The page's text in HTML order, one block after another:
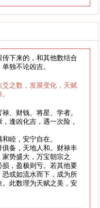
传下来的，和其他数结合
独不论凶吉。
爻之数，发展变化，天赋
、财钱、将星、学者。
逢凶化吉，遇一次险，
睦，安宁自在。
俱备，天地人和。财禄丰
势盛大，万宝朝宗之
损，盈极则亏。若其他要
恐或如流水而下，成为所
。此数理为天赋之美，安